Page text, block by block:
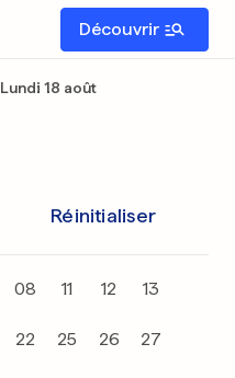
Découvrir
Lundi 18 août
Réinitialiser
08 11 12 13
22 25 26 27